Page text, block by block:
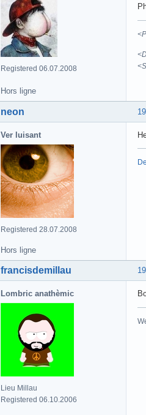
Registered 06.07.2008
Hors ligne
neon
Ver luisant
Registered 28.07.2008
Hors ligne
francisdemillau
Lombric anathèmic
Lieu Millau
Registered 06.10.2006